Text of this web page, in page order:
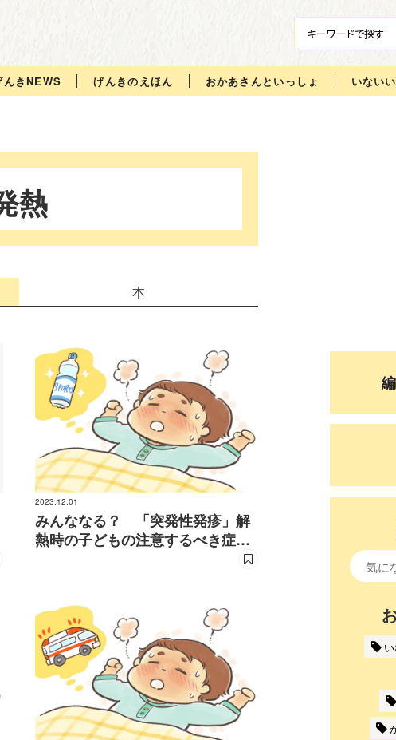
んきNEWS げんきのえほん おかあさんといっしょ いない
熱
本
2023.12.01
みんななる？ 「突発性発疹」解
熱時の子どもの注意するべき症状